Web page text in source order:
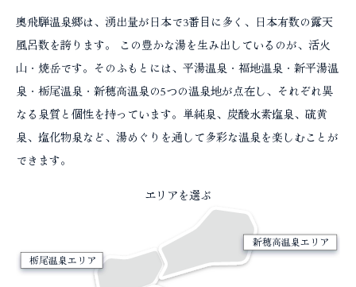
奥飛騨温泉郷は、湧出量が日本で3番目に多く、日本有数の露天
風呂数を誇ります。 この豊かな湯を生み出しているのが、活火
山・焼岳です。そのふもとには、平湯温泉・福地温泉・新平湯温
泉・栃尾温泉・新穂高温泉の5つの温泉地が点在し、それぞれ異
なる泉質と個性を持っています。単純泉、炭酸水素塩泉、硫黄
泉、塩化物泉など、湯めぐりを通して多彩な温泉を楽しむことが
できます。
エリアを選ぶ
栃尾温泉エリア
新穂高温泉エリア
コラム